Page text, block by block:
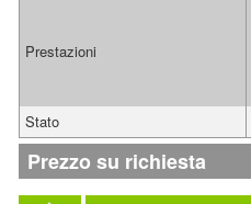
Prestazioni
Stato
Prezzo su richiesta